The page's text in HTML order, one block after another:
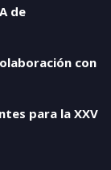
de
con
para la XXV